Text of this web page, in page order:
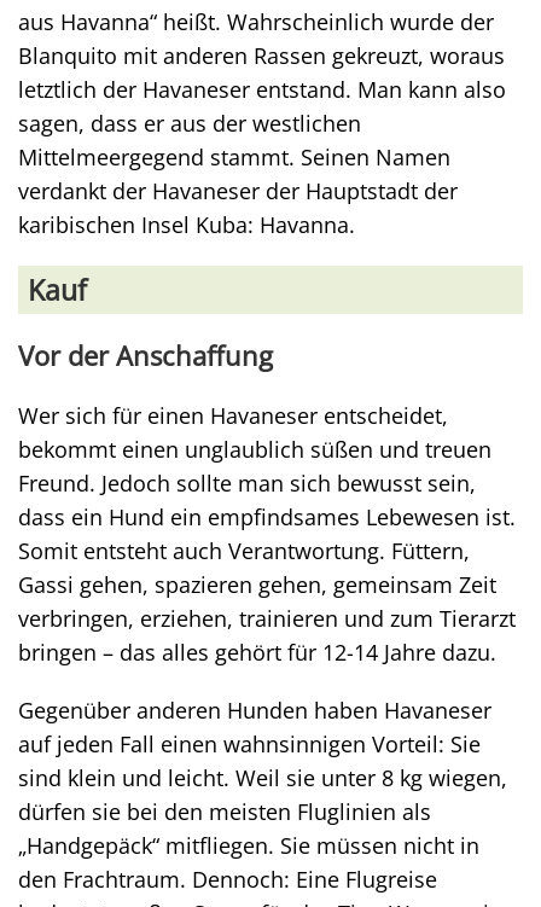
aus Havanna“ heißt. Wahrscheinlich wurde der
Blanquito mit anderen Rassen gekreuzt, woraus
letztlich der Havaneser entstand. Man kann also
sagen, dass er aus der westlichen
Mittelmeergegend stammt. Seinen Namen
verdankt der Havaneser der Hauptstadt der
karibischen Insel Kuba: Havanna.
Kauf
Vor der Anschaffung
Wer sich für einen Havaneser entscheidet,
bekommt einen unglaublich süßen und treuen
Freund. Jedoch sollte man sich bewusst sein,
dass ein Hund ein empfindsames Lebewesen ist.
Somit entsteht auch Verantwortung. Füttern,
Gassi gehen, spazieren gehen, gemeinsam Zeit
verbringen, erziehen, trainieren und zum Tierarzt
bringen – das alles gehört für 12-14 Jahre dazu.
Gegenüber anderen Hunden haben Havaneser
auf jeden Fall einen wahnsinnigen Vorteil: Sie
sind klein und leicht. Weil sie unter 8 kg wiegen,
dürfen sie bei den meisten Fluglinien als
„Handgepäck“ mitfliegen. Sie müssen nicht in
den Frachtraum. Dennoch: Eine Flugreise